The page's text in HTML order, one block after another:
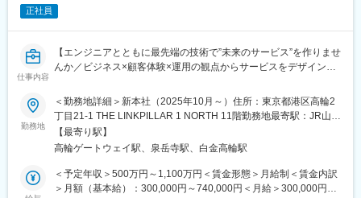
・グループウェア: Google Workspace
■働く環境／エンジニア組織
開発部は正社員39名、業務委託やインターンの方を合わせると50
名程度が在籍しており、各プロダクトに分かれて業務を進めてお
完全な縦割りというわけではなく、プロダクトの垣根を超えた意
見交換、アイデア発信なども行なっている環境です。
UIデザイナーは現在2名が在籍しております。
緒に働く環境です。プロダクトドリブンな企業文化をベースに、
技術やUI/UXに関する議論が常に盛んです。
正社員
仕事内容
【エンジニアとともに最先端の技術で”未来のサービス”を作りませ
んか／ビジネス×顧客体験×運用の観点からサービスをデザイン／
／フルフレックス／KDDIグループ】
■業務内容：
新規サービスに関わる戦略検討のリードとして以下業務に従事い
ただきます。
＜具体的には＞
●主にビジネスDXに関わる新規サービスの価値検討
勤務地
＜勤務地詳細＞新本社（2025年10月～）住所：東京都港区高輪2
丁目21-1 THE LINKPILLAR 1 NORTH 11階勤務地最寄駅：JR山手
線／高輪ゲートウェイ駅受動喫煙対策：屋内全面禁煙変更の範
囲：会社の定める事業所（リモートワーク含む）
【最寄り駅】
高輪ゲートウェイ駅、泉岳寺駅、白金高輪駅
＜予定年収＞500万円～1,100万円＜賃金形態＞月給制＜賃金内訳
＞月額（基本給）：300,000円～740,000円＜月給＞300,000円～